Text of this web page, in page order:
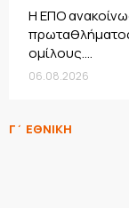
Η ΕΠΟ
πρωταθλήματος
ομίλους....
06.08.2026
Γ΄ ΕΘΝΙΚΗ